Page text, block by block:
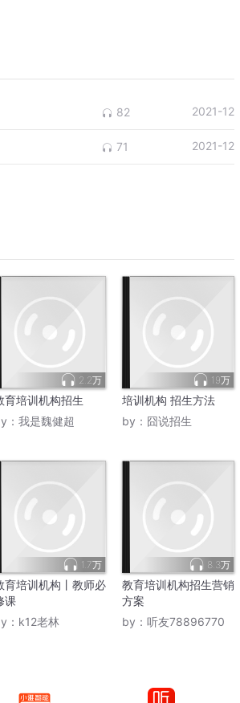
82 2021-12
71 2021-12
2.2万
育培训机构招生
： 我是魏健超
19万
培训机构 招生方法
by： 囧说招生
1.7万
育培训机构丨教师必
课
： k12老林
8.3万
教育培训机构招生营销
方案
by： 听友78896770